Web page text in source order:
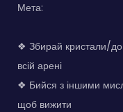
Мета:
❖ Збирай кристали/
всій арені
❖ Бийся з іншими
щоб вижити